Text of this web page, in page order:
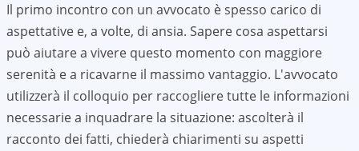
Il primo incontro con un avvocato è spesso carico di
aspettative e, a volte, di ansia. Sapere cosa aspettarsi
può aiutare a vivere questo momento con maggiore
serenità e a ricavarne il massimo vantaggio. L'avvocato
utilizzerà il colloquio per raccogliere tutte le informazioni
necessarie a inquadrare la situazione: ascolterà il
racconto dei fatti, chiederà chiarimenti su aspetti